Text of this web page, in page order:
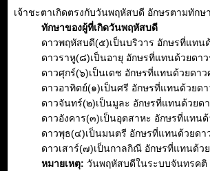
เจ้าชะตาเกิดตรงกับวันพฤหัสบดี อักษรตามทักษ
ทักษาของผู้ที่เกิดวันพฤหัสบดี
ดาวพฤหัสบดี(๕)เป็นบริวาร อักษรที่แท
ดาวราหู(๘)เป็นอายุ อักษรที่แทนด้วยดา
ดาวศุกร์(๖)เป็นเดช อักษรที่แทนด้วยดา
ดาวอาทิตย์(๑)เป็นศรี อักษรที่แทนด้วยดา
ดาวจันทร์(๒)เป็นมูละ อักษรที่แทนด้วยด
ดาวอังคาร(๓)เป็นอุตสาหะ อักษรที่แทน
ดาวพุธ(๔)เป็นมนตรี อักษรที่แทนด้วยด
ดาวเสาร์(๗)เป็นกาลกิณี อักษรที่แทนด้ว
หมายเหตุ: วันพฤหัสบดีในระบบจันทรคติ